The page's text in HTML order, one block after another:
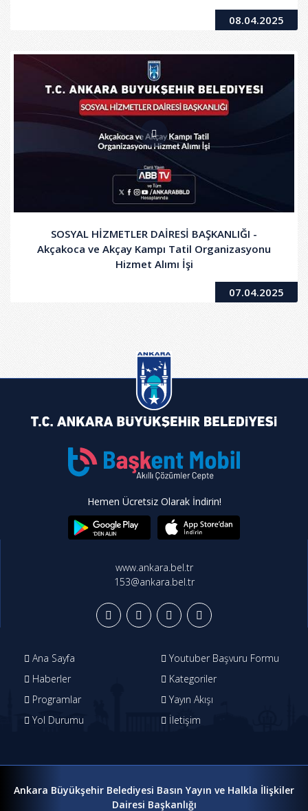
08.04.2025
SOSYAL HİZMETLER DAİRESİ BAŞKANLIĞI -
Akçakoca ve Akçay Kampı Tatil Organizasyonu
Hizmet Alımı İşi
07.04.2025
Hemen Ücretsiz Olarak İndirin!
www.ankara.bel.tr
153@ankara.bel.tr
Ana Sayfa
Youtuber Başvuru Formu
Haberler
Kategoriler
Programlar
Yayın Akışı
Yol Durumu
İletişim
Ankara Büyükşehir Belediyesi Basın Yayın ve Halkla İlişkiler
Dairesi Başkanlığı